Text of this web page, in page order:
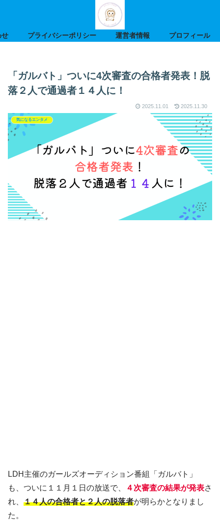
せ プライバシーポリシー 運営者情報 プロフィール
「ガルバト」ついに4次審査の合格者発表！脱
落２人で通過者１４人に！
2025.11.01 2025.11.30
気になるエンタメ
LDH主催のガールズオーディション番組「ガルバト」
も、ついに１１月１日の放送で、
４次審査の結果が発表さ
れ、 １４人の合格者と２人の脱落者が明らかとなりまし
た。